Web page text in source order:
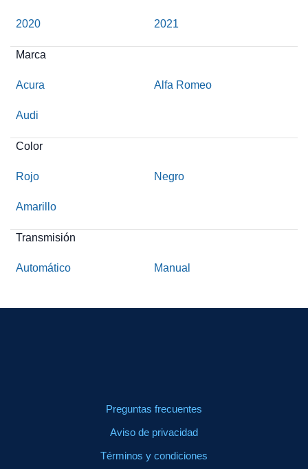
2020 2021
Marca
Acura Alfa Romeo
Audi
Color
Rojo Negro
Amarillo
Transmisión
Automático Manual
Preguntas frecuentes
Aviso de privacidad
Términos y condiciones